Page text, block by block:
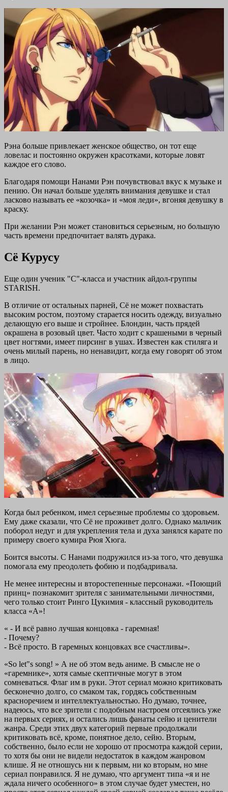
Рэна больше привлекает женское общество, он тот еще
ловелас и постоянно окружен красотками, которые ловят
каждое его слово.
Благодаря помощи Нанами Рэн почувствовал вкус к музыке и
пению. Он начал больше уделять внимания девушке и стал
ласково называть ее «козочка» и «моя леди», вгоняя девушку в
краску.
При желании Рэн может становиться серьезным, но большую
часть времени предпочитает валять дурака.
Сё Курусу
Еще один ученик "С"-класса и участник айдол-группы
STARISH.
В отличие от остальных парней, Сё не может похвастать
высоким ростом, поэтому старается носить одежду, визуально
делающую его выше и стройнее. Блондин, часть прядей
окрашена в розовый цвет. Часто ходит с крашеными в черный
цвет ногтями, имеет пирсинг в ушах. Известен как стиляга и
очень милый парень, но ненавидит, когда ему говорят об этом
в лицо.
Когда был ребенком, имел серьезные проблемы со здоровьем.
Ему даже сказали, что Сё не проживет долго. Однако мальчик
поборол недуг и для укрепления тела и духа занялся карате по
примеру своего кумира Рюя Хюга.
Боится высоты. С Нанами подружился из-за того, что девушка
помогала ему преодолеть фобию и подбадривала.
Не менее интересны и второстепенные персонажи. «Поющий
принц» познакомит зрителя с занимательными личностями,
чего только стоит Ринго Цукимия - классный руководитель
класса «А»!
« - И всё равно лучшая концовка - гаремная!
- Почему?
- Всё просто. В гаремных концовках все счастливы».
«So let"s song! » А не об этом ведь аниме. В смысле не о
«гаремнике», хотя самые скептичные могут в этом
сомневаться. Флаг им в руки. Этот сериал можно критиковать
бесконечно долго, со смаком так, гордясь собственным
красноречием и интеллектуальностью. Но думаю, точнее,
надеюсь, что все зрители с подобным настроем отсеялись уже
на первых сериях, и остались лишь фанаты сейю и ценители
жанра. Среди этих двух категорий первые продолжали
критиковать всё, кроме, понятное дело, сейю. Вторым,
собственно, было если не хорошо от просмотра каждой серии,
то хотя бы они не видели недостаток в каждом жанровом
клише. Я не отношусь ни к первым, ни ко вторым, но мне
сериал понравился. Я не думаю, что аргумент типа «я и не
ждала ничего особенного» в этом случае будет уместен, но